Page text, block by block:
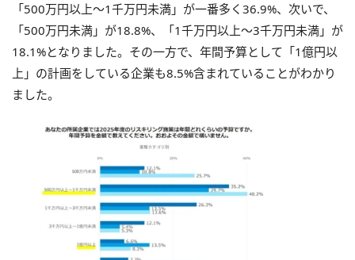
「500万円以上〜1千万円未満」が一番多く36.9%、次いで、
「500万円未満」が18.8%、「1千万円以上〜3千万円未満」が
18.1%となりました。その一方で、年間予算として「1億円以
上」の計画をしている企業も8.5%含まれていることがわかり
ました。